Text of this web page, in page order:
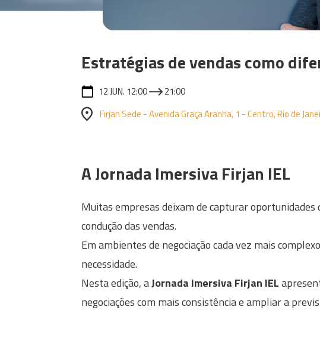
Estratégias de vendas como
12 JUN. 12:00
21:00
Firjan Sede - Avenida Graça Aranha, 1 - Centro, Rio de
A Jornada Imersiva Firjan IEL
Muitas empresas deixam de capturar
condução das vendas.
Em ambientes de negociação cada vez mais
necessidade.
Nesta edição, aJornada Imersiva Firjan IEL
negociações com mais consistência e ampliar a